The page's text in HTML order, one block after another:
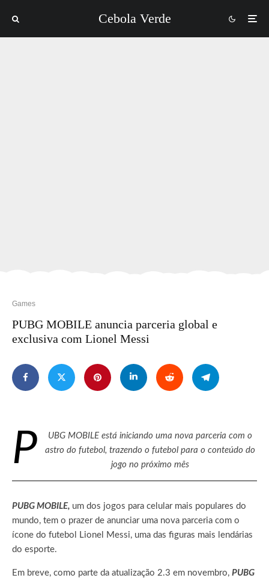
Cebola Verde
Games
PUBG MOBILE anuncia parceria global e
exclusiva com Lionel Messi
P
UBG MOBILE está iniciando uma nova parceria com o
astro do futebol, trazendo o futebol para o conteúdo do
jogo no próximo mês
PUBG MOBILE, um dos jogos para celular mais populares do
mundo, tem o prazer de anunciar uma nova parceria com o
ícone do futebol Lionel Messi, uma das figuras mais lendárias
do esporte.
Em breve, como parte da atualização 2.3 em novembro, PUBG